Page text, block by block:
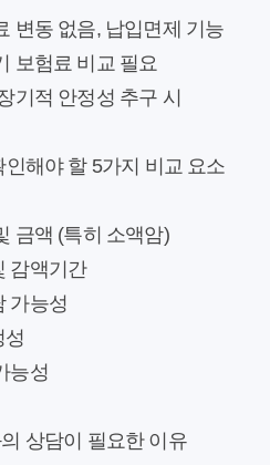
변동 없음, 납입면제 기능
보험료 비교 필요
기적 안정성 추구 시
인해야 할 5가지 비교 요소
금액 (특히 소액암)
감액기간
가능성
성
능성
상담이 필요한 이유